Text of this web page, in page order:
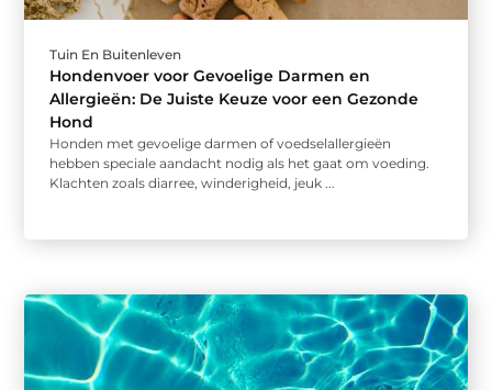
Tuin En Buitenleven
Hondenvoer voor Gevoelige Darmen en
Allergieën: De Juiste Keuze voor een Gezonde
Hond
Honden met gevoelige darmen of voedselallergieën
hebben speciale aandacht nodig als het gaat om voeding.
Klachten zoals diarree, winderigheid, jeuk ...